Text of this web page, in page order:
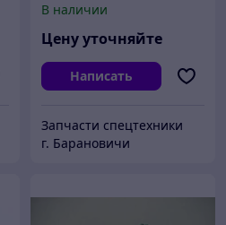
зерноуборочного
комбайна John Deere 9860
STS
В наличии
Цену уточняйте
Написать
Запчасти спецтехники
г. Барановичи